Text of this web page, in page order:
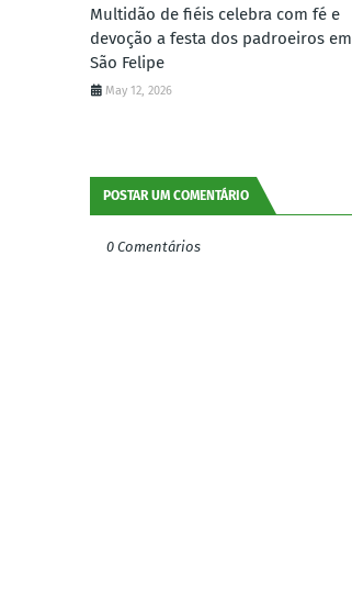
Multidão de fiéis celebra com fé e
devoção a festa dos padroeiros em
São Felipe
May 12, 2026
POSTAR UM COMENTÁRIO
0 Comentários